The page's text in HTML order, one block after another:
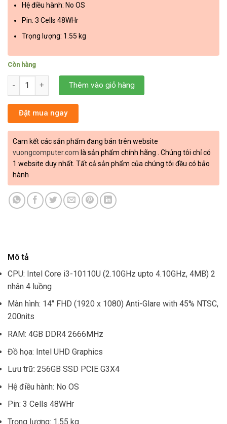
Hệ điều hành: No OS
Pin: 3 Cells 48WHr
Trọng lượng: 1.55 kg
Còn hàng
Laptop Asus ExpertBook P2451F (I3-10110U, Intel UHD
Thêm vào giỏ hàng
Đặt mua ngay
Cam kết các sản phẩm đang bán trên website
vuongcomputer.com là sản phẩm chính hãng . Chúng tôi chỉ có
1 website duy nhất. Tất cả sản phẩm của chúng tôi đều có bảo
hành
Mô tả
CPU: Intel Core i3-10110U (2.10GHz upto 4.10GHz, 4MB) 2
nhân 4 luồng
Màn hình: 14″ FHD (1920 x 1080) Anti-Glare with 45% NTSC,
200nits
RAM: 4GB DDR4 2666MHz
Đồ họa: Intel UHD Graphics
Lưu trữ: 256GB SSD PCIE G3X4
Hệ điều hành: No OS
Pin: 3 Cells 48WHr
Trọng lượng: 1.55 kg